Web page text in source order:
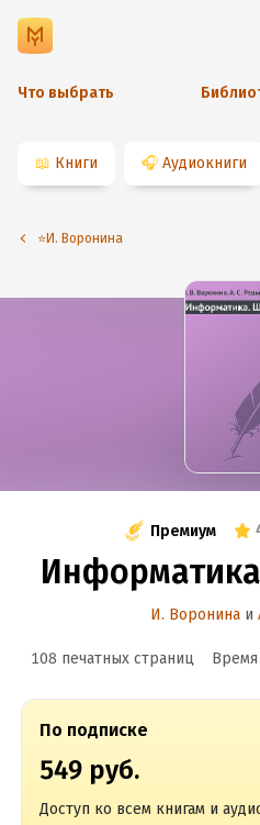
Что выбрать
📖 Книги 🎧 Аудиокниги
⭐️И. Воронина
Премиум
И. Воронина и
108 печатных страниц Время
По подписке
549 руб.
Доступ ко всем книгам и